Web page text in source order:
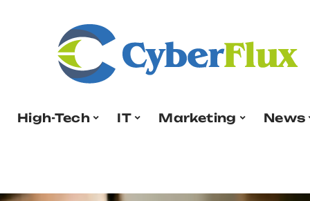
High-Tech IT Marketing News